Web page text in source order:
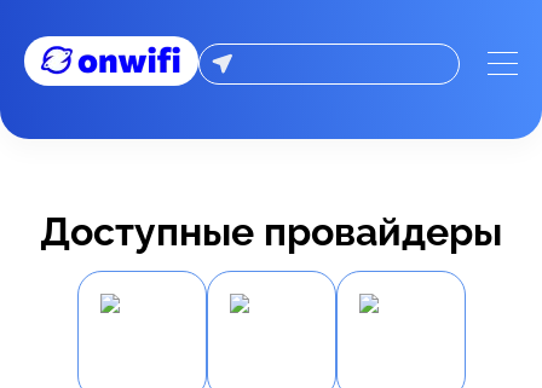
Доступные провайдеры